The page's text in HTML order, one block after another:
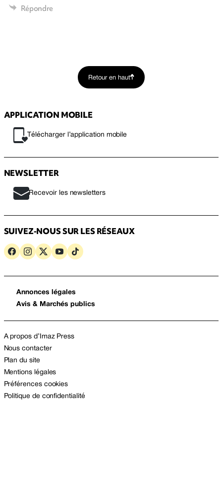
Répondre
Retour en haut
APPLICATION MOBILE
Télécharger l’application mobile
NEWSLETTER
Recevoir les newsletters
SUIVEZ-NOUS SUR LES RÉSEAUX
Annonces légales
Avis & Marchés publics
A propos d’Imaz Press
Nous contacter
Plan du site
Mentions légales
Préférences cookies
Politique de confidentialité